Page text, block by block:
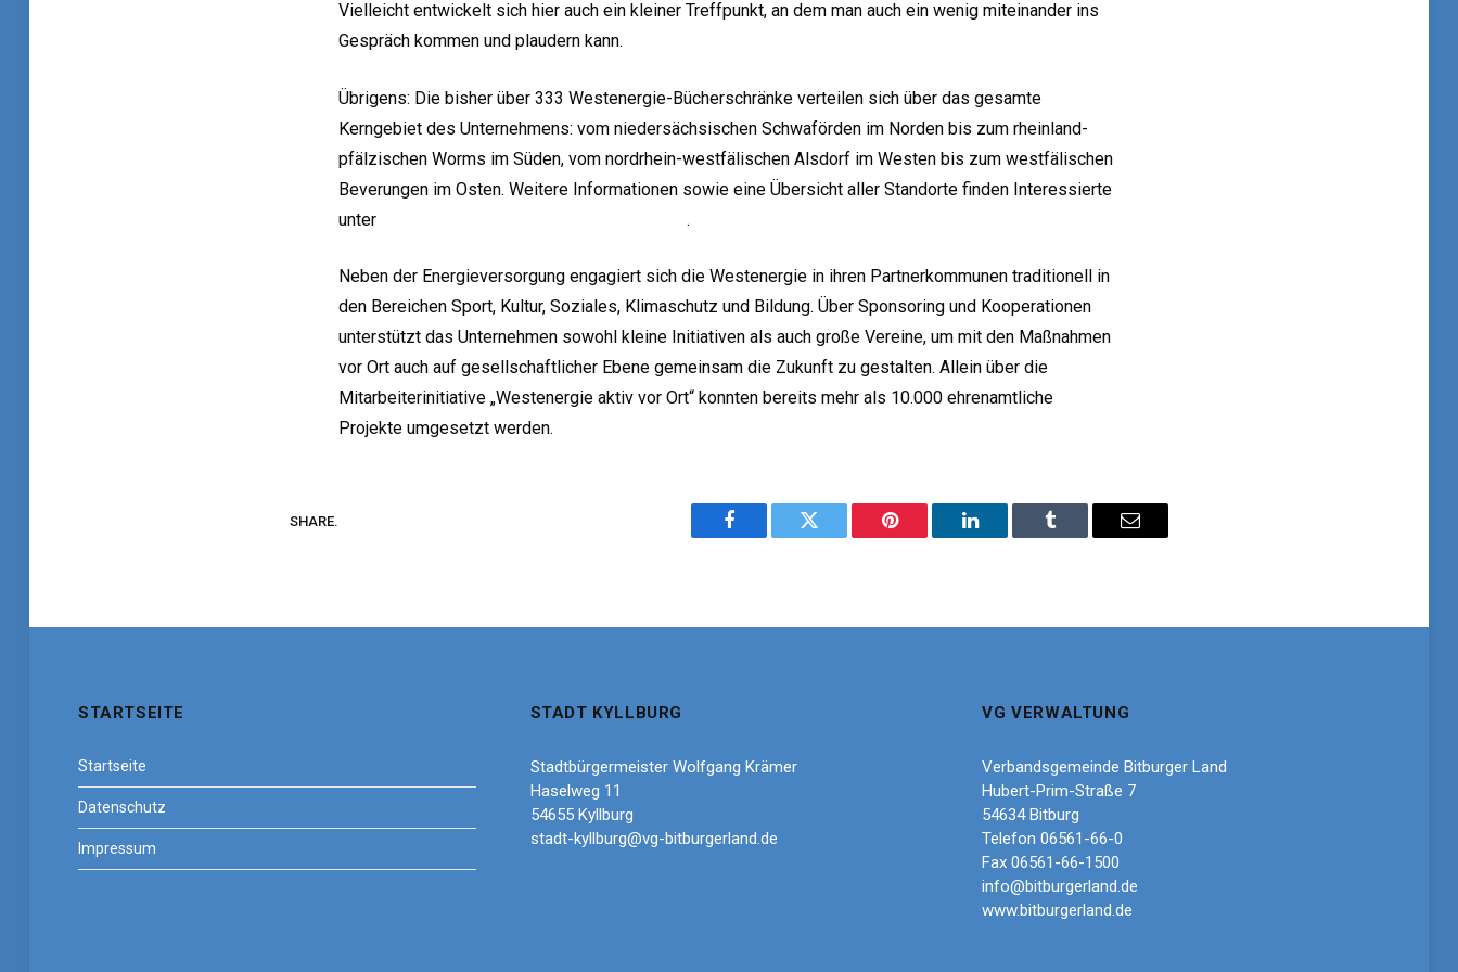
Vielleicht entwickelt sich hier auch ein kleiner Treffpunkt, an dem man auch ein wenig miteinander ins
Gespräch kommen und plaudern kann.
Übrigens: Die bisher über 333 Westenergie-Bücherschränke verteilen sich über das gesamte
Kerngebiet des Unternehmens: vom niedersächsischen Schwaförden im Norden bis zum rheinland-
pfälzischen Worms im Süden, vom nordrhein-westfälischen Alsdorf im Westen bis zum westfälischen
Beverungen im Osten. Weitere Informationen sowie eine Übersicht aller Standorte finden Interessierte
unter
.
Neben der Energieversorgung engagiert sich die Westenergie in ihren Partnerkommunen traditionell in
den Bereichen Sport, Kultur, Soziales, Klimaschutz und Bildung. Über Sponsoring und Kooperationen
unterstützt das Unternehmen sowohl kleine Initiativen als auch große Vereine, um mit den Maßnahmen
vor Ort auch auf gesellschaftlicher Ebene gemeinsam die Zukunft zu gestalten. Allein über die
Mitarbeiterinitiative „Westenergie aktiv vor Ort“ konnten bereits mehr als 10.000 ehrenamtliche
Projekte umgesetzt werden.
SHARE.
Facebook Twitter Pinterest LinkedIn Tumblr Email
STARTSEITE
Startseite
Datenschutz
Impressum
STADT KYLLBURG
Stadtbürgermeister Wolfgang Krämer
Haselweg 11
54655 Kyllburg
stadt-kyllburg@vg-bitburgerland.de
VG VERWALTUNG
Verbandsgemeinde Bitburger Land
Hubert-Prim-Straße 7
54634 Bitburg
Telefon 06561-66-0
Fax 06561-66-1500
info@bitburgerland.de
www.bitburgerland.de